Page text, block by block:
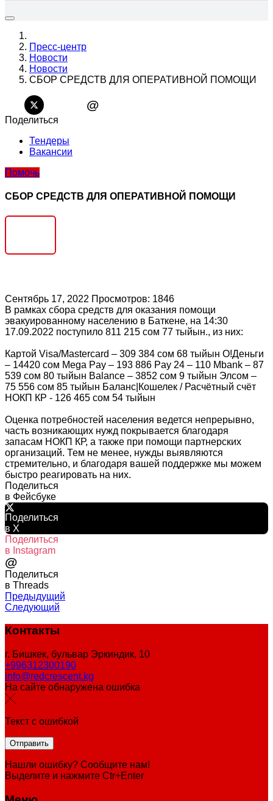
Пресс-центр
Новости
Новости
СБОР СРЕДСТВ ДЛЯ ОПЕРАТИВНОЙ ПОМОЩИ
@
Поделиться
Тендеры
Вакансии
Помочь
СБОР СРЕДСТВ ДЛЯ ОПЕРАТИВНОЙ ПОМОЩИ
Сентябрь 17, 2022 Просмотров: 1846
В рамках сбора средств для оказания помощи
эвакуированному населению в Баткене, на 14:30
17.09.2022 поступило 811 215 сом 77 тыйын., из них:
Картой Visa/Mastercard – 309 384 сом 68 тыйын О!Деньги
– 14420 сом Mega Pay – 193 886 Pay 24 – 110 Mbank – 87
539 сом 80 тыйын Balance – 3852 сом 9 тыйын Элсом –
75 556 сом 85 тыйын Баланс|Кошелек / Расчётный счёт
НОКП КР - 126 465 сом 54 тыйын
Оценка потребностей населения ведется непрерывно,
часть возникающих нужд покрывается благодаря
запасам НОКП КР, а также при помощи партнерских
организаций. Тем не менее, нужды выявляются
стремительно, и благодаря вашей поддержке мы можем
быстро реагировать на них.
Поделиться
в Фейсбуке
Поделиться
в X
Поделиться
в Instagram
@
Поделиться
в Threads
Предыдущий
Следующий
Контакты
г. Бишкек, бульвар Эркиндик, 10
+996312300190
info@redcrescent.kg
На сайте обнаружена ошибка
Текст с ошибкой
Нашли ошибку? Сообщите нам!
Выделите и нажмите Ctr+Enter